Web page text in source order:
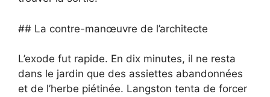
## La contre-manœuvre de l’architecte
L’exode fut rapide. En dix minutes, il ne resta
dans le jardin que des assiettes abandonnées
et de l’herbe piétinée. Langston tenta de forcer